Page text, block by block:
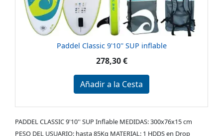
Paddel Classic 9'10'' SUP inflable
278,30 €
Añadir a la Cesta
PADDEL CLASSIC 9'10'' SUP Inflable MEDIDAS: 300x76x15 cm
PESO DEL USUARIO: hasta 85Kg MATERIAL: 1 HDDS en Drop